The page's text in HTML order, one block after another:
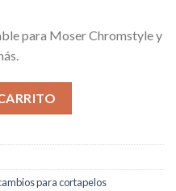
para Moser Chromstyle y
Blade (Chromstyle y
para cortapelos